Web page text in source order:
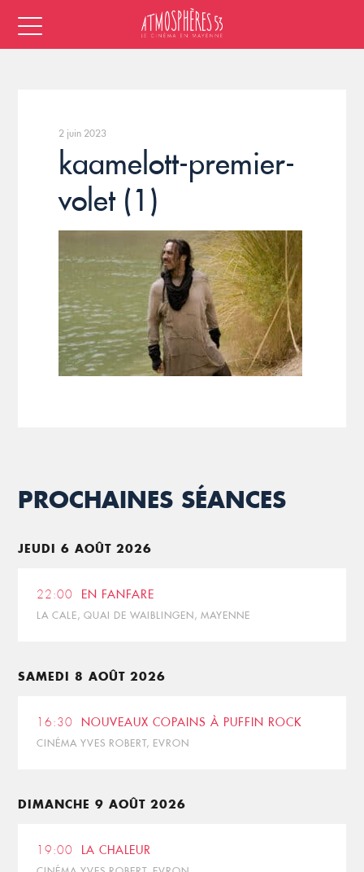
2 juin 2023
kaamelott-premier-
volet (1)
PROCHAINES SÉANCES
JEUDI 6 AOÛT 2026
22:00 EN FANFARE
LA CALE, QUAI DE WAIBLINGEN, MAYENNE
SAMEDI 8 AOÛT 2026
16:30 NOUVEAUX COPAINS À PUFFIN ROCK
CINÉMA YVES ROBERT, EVRON
DIMANCHE 9 AOÛT 2026
19:00 LA CHALEUR